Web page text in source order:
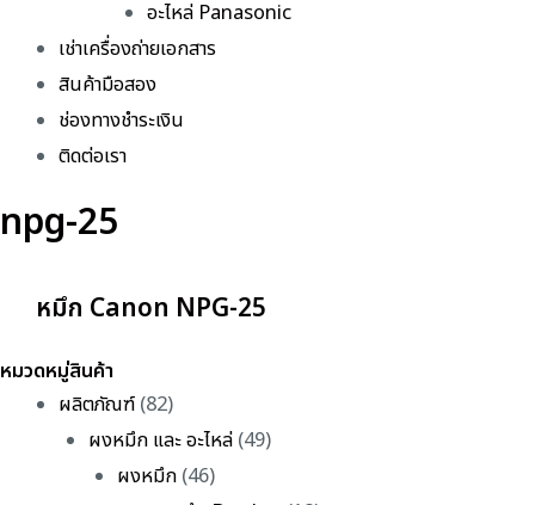
อะไหล่ Panasonic
เช่าเครื่องถ่ายเอกสาร
สินค้ามือสอง
ช่องทางชำระเงิน
ติดต่อเรา
npg-25
หมึก Canon NPG-25
หมวดหมู่สินค้า
ผลิตภัณฑ์ (82)
ผงหมึก และ อะไหล่(49)
ผงหมึก (46)